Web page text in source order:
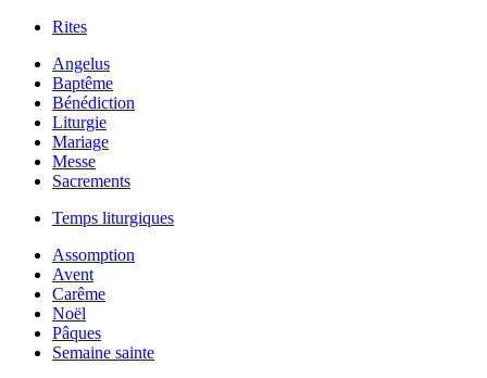
Rites
Angelus
Baptême
Bénédiction
Liturgie
Mariage
Messe
Sacrements
Temps liturgiques
Assomption
Avent
Carême
Noël
Pâques
Semaine sainte